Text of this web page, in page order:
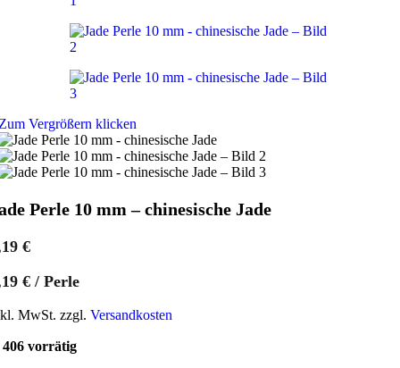
Vergrößern klicken
Perle 10 mm – chinesische Jade
€
€ / Perle
MwSt. zzgl. Versandkosten
406 vorrätig